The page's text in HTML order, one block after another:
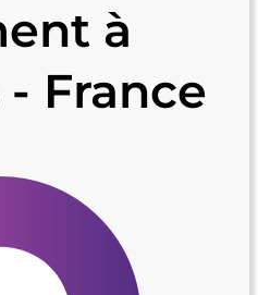
à
France